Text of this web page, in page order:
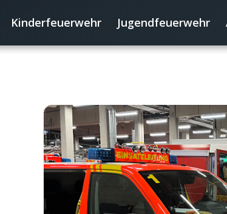
Kinderfeuerwehr Jugendfeuerwehr